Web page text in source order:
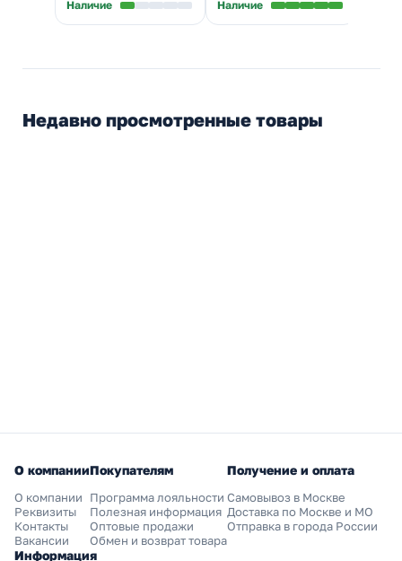
Наличие Наличие
Недавно просмотренные товары
О компании
О компании
Реквизиты
Контакты
Вакансии
Покупателям
Программа лояльности
Полезная информация
Оптовые продажи
Обмен и возврат товара
Получение и оплата
Самовывоз в Москве
Доставка по Москве и МО
Отправка в города России
Информация